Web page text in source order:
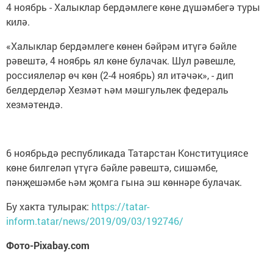
4 ноябрь - Халыклар бердәмлеге көне дүшәмбегә туры
килә.
«Халыклар бердәмлеге көнен бәйрәм итүгә бәйле
рәвештә, 4 ноябрь ял көне булачак. Шул рәвешле,
россиялеләр өч көн (2-4 ноябрь) ял итәчәк», - дип
белдерделәр Хезмәт һәм мәшгульлек федераль
хезмәтендә.
6 ноябрьдә республикада Татарстан Конституциясе
көне билгеләп үтүгә бәйле рәвештә, сишәмбе,
пәнҗешәмбе һәм җомга гына эш көннәре булачак.
Бу хакта тулырак: https://tatar-
inform.tatar/news/2019/09/03/192746/
Фото-Pixabay.com